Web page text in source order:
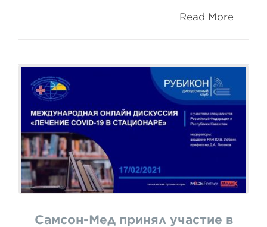
Read More
Самсон-Мед принял участие
в международной онлайн-
дискуссии «Лечение COVID-
19 в стационаре»
Самсон-Мед принял участие в